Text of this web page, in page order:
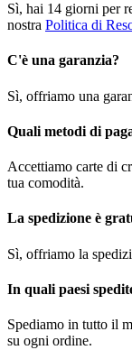
Sì, hai 14 giorni per
nostra Politica di
C'è una garanzia?
Sì, offriamo una
Quali metodi di
Accettiamo carte di
tua comodità.
La spedizione è
Sì, offriamo la
In quali paesi
Spediamo in tutto il
su ogni ordine.